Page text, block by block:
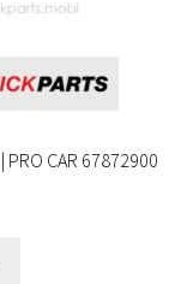
CAR 67872900